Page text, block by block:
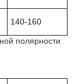
140-160
полярности